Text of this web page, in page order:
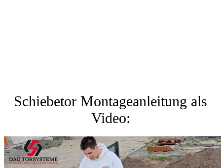
Schiebetor Montageanleitung als
Video: